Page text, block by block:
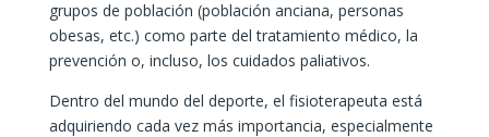
grupos de población (población anciana, personas
obesas, etc.) como parte del tratamiento médico, la
prevención o, incluso, los cuidados paliativos.
Dentro del mundo del deporte, el fisioterapeuta está
adquiriendo cada vez más importancia, especialmente